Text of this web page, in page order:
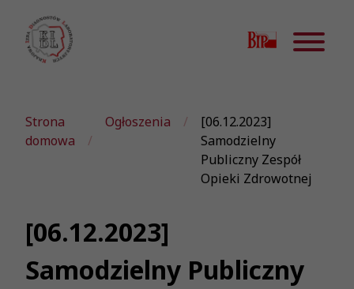
Strona
domowa
Ogłoszenia
[06.12.2023]
Samodzielny
Publiczny Zespół
Opieki Zdrowotnej
[06.12.2023]
Samodzielny Publiczny